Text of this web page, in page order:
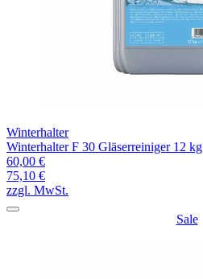
Winterhalter
Winterhalter F 30 Gläserreiniger 12 kg
60,00 €
75,10 €
zzgl. MwSt.
Sale